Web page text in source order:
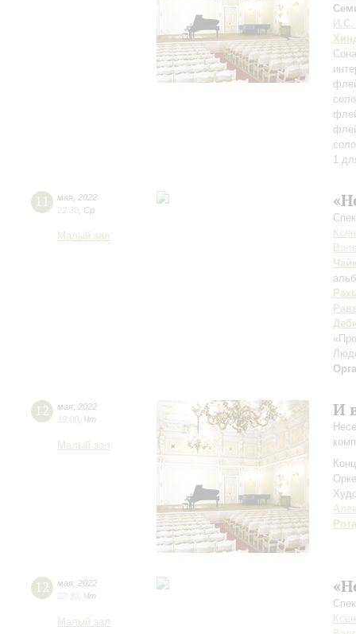
И.С.
1
11 мая 2022
22:30 Ср
Малый зал
12 мая 2022
19:00 Чт
Малый зал
И
Рота
12 мая 2022
22:30 Чт
Малый зал